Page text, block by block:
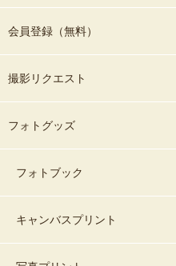
会員登録（無料）
撮影リクエスト
フォトグッズ
フォトブック
キャンバスプリント